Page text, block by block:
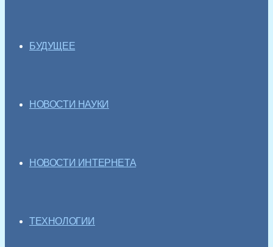
БУДУЩЕЕ
НОВОСТИ НАУКИ
НОВОСТИ ИНТЕРНЕТА
ТЕХНОЛОГИИ